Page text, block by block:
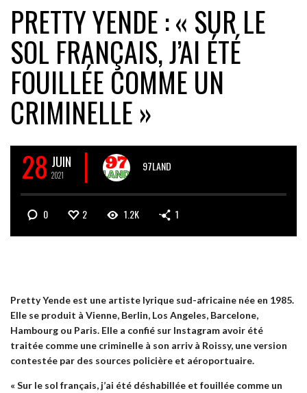
PRETTY YENDE : « SUR LE
SOL FRANÇAIS, J’AI ÉTÉ
FOUILLÉE COMME UN
CRIMINELLE »
28 JUIN
2021
97LAND
0 2 1.2K 1
Pretty Yende est une artiste lyrique sud-africaine née en 1985.
Elle se produit à Vienne, Berlin, Los Angeles, Barcelone,
Hambourg ou Paris. Elle a confié sur Instagram avoir été
traitée comme une criminelle à son arriv à Roissy, une version
contestée par des sources policière et aéroportuaire.
« Sur le sol français, j’ai été déshabillée et fouillée comme un